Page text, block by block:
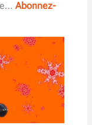
Abonnez-